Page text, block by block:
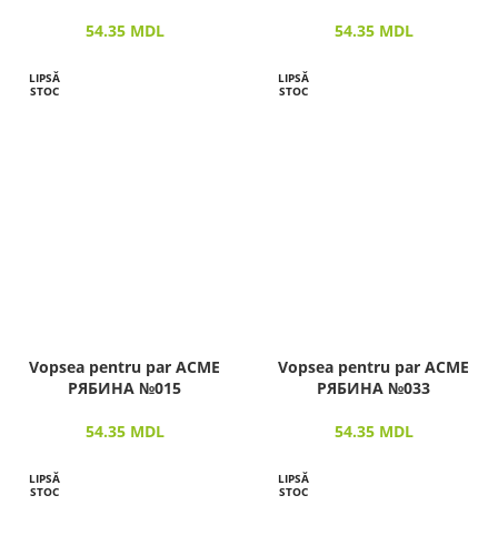
54.35 MDL 54.35 MDL
LIPSĂ
STOC
Vopsea pentru par ACME
РЯБИНА №015
54.35 MDL
LIPSĂ
STOC
Vopsea pentru par ACME
РЯБИНА №033
54.35 MDL
LIPSĂ
STOC
LIPSĂ
STOC